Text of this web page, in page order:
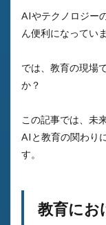
AIやテクノロジー
ん便利になっていま
では、教育の現場
か？
この記事では、未
AIと教育の関わり
す。
教育にお